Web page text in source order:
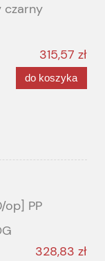
czarny
315,57 zł
do koszyka
op] PP
328,83 zł